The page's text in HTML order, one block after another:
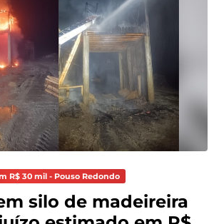
R$ 30 mil - Pouso Redondo
silo de madeireira